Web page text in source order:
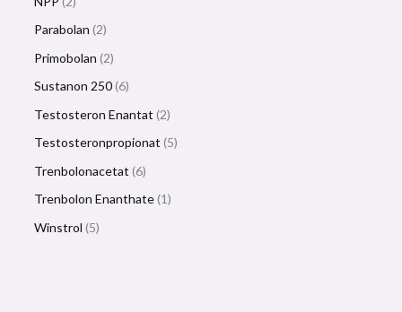
Parabolan 2
Primobolan 2
Sustanon 250 6
Testosteron Enantat 2
Testosteronpropionat 5
Trenbolonacetat 6
Trenbolon Enanthate 1
Winstrol 5